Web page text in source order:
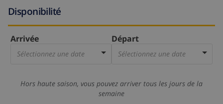
Disponibilité
Arrivée
Sélectionnez une date
Départ
Sélectionnez une date
Hors haute saison, vous pouvez arriver tous les jours de la
semaine